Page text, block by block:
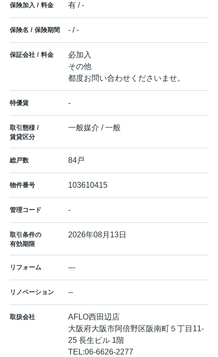
保険加入 / 料金 有 / -
保険名 / 保険期間 - / -
保証会社 / 料金
必加入
その他
都度お問い合わせくださいませ。
特優賃 -
取引態様 /
賃貸区分
一般媒介 / 一般
総戸数 84戸
物件番号 103610415
管理コード -
取引条件の
有効期限
2026年08月13日
リフォーム ---
リノベーション --
取扱会社
AFLO西田辺店
大阪府大阪市阿倍野区阪南町５丁目11-
25 長生ビル 1階
TEL:06-6626-2277